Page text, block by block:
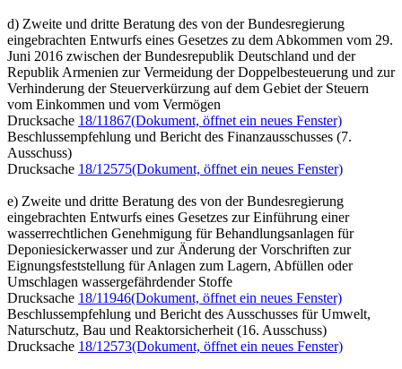
d) Zweite und dritte Beratung des von der Bundesregierung
eingebrachten Entwurfs eines Gesetzes zu dem Abkommen vom 29.
Juni 2016 zwischen der Bundesrepublik Deutschland und der
Republik Armenien zur Vermeidung der Doppelbesteuerung und zur
Verhinderung der Steuerverkürzung auf dem Gebiet der Steuern
vom Einkommen und vom Vermögen
Drucksache 18/11867(Dokument, öffnet ein neues Fenster)
Beschlussempfehlung und Bericht des Finanzausschusses (7.
Ausschuss)
Drucksache 18/12575(Dokument, öffnet ein neues Fenster)
e) Zweite und dritte Beratung des von der Bundesregierung
eingebrachten Entwurfs eines Gesetzes zur Einführung einer
wasserrechtlichen Genehmigung für Behandlungsanlagen für
Deponiesickerwasser und zur Änderung der Vorschriften zur
Eignungsfeststellung für Anlagen zum Lagern, Abfüllen oder
Umschlagen wassergefährdender Stoffe
Drucksache 18/11946(Dokument, öffnet ein neues Fenster)
Beschlussempfehlung und Bericht des Ausschusses für Umwelt,
Naturschutz, Bau und Reaktorsicherheit (16. Ausschuss)
Drucksache 18/12573(Dokument, öffnet ein neues Fenster)